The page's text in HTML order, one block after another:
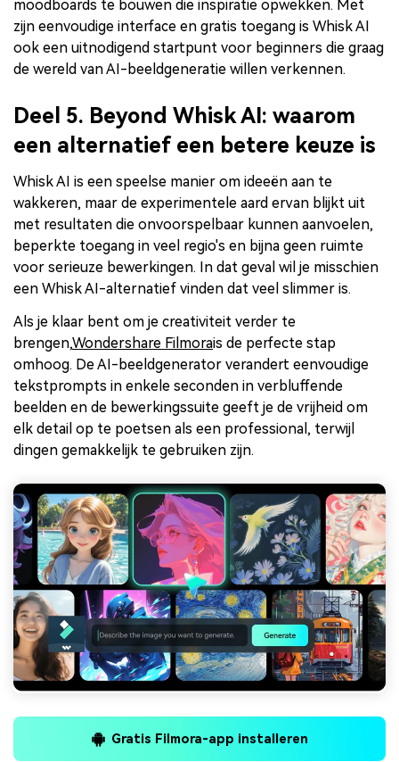
moodboards te bouwen die inspiratie opwekken. Met
zijn eenvoudige interface en gratis toegang is Whisk AI
ook een uitnodigend startpunt voor beginners die graag
de wereld van AI-beeldgeneratie willen verkennen.
Deel 5. Beyond Whisk AI: waarom
een alternatief een betere keuze is
Whisk AI is een speelse manier om ideeën aan te
wakkeren, maar de experimentele aard ervan blijkt uit
met resultaten die onvoorspelbaar kunnen aanvoelen,
beperkte toegang in veel regio's en bijna geen ruimte
voor serieuze bewerkingen. In dat geval wil je misschien
een Whisk AI-alternatief vinden dat veel slimmer is.
Als je klaar bent om je creativiteit verder te
brengen,Wondershare Filmorais de perfecte stap
omhoog. De AI-beeldgenerator verandert eenvoudige
tekstprompts in enkele seconden in verbluffende
beelden en de bewerkingssuite geeft je de vrijheid om
elk detail op te poetsen als een professional, terwijl
dingen gemakkelijk te gebruiken zijn.
Gratis Filmora-app installeren